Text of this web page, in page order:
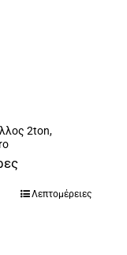
2ton,
Λεπτομέρειες